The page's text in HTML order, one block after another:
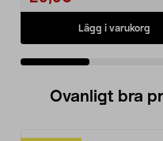
Lägg i varukorg
Ovanligt bra